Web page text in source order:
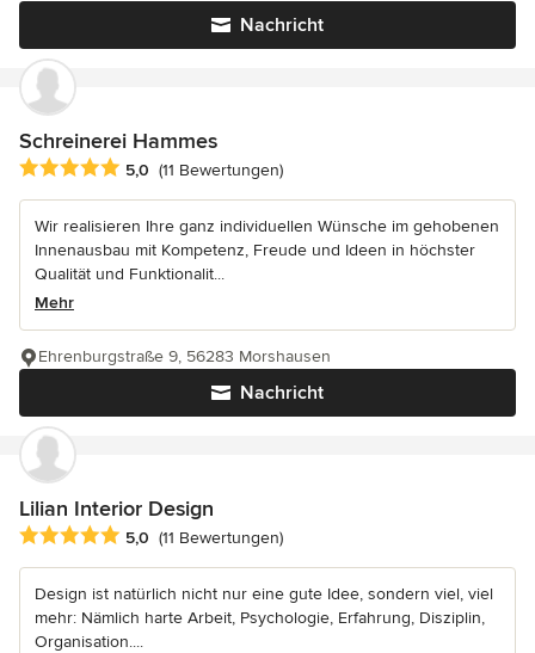
Nachricht
Schreinerei Hammes
Durchschnittliche Bewertung: 5 von 5 Sternen
5,0 (11 Bewertungen)
Wir realisieren Ihre ganz individuellen Wünsche im gehobenen
Innenausbau mit Kompetenz, Freude und Ideen in höchster
Qualität und Funktionalit...
Mehr
Nachricht
Ehrenburgstraße 9, 56283 Morshausen
Lilian Interior Design
Durchschnittliche Bewertung: 5 von 5 Sternen
5,0 (11 Bewertungen)
Design ist natürlich nicht nur eine gute Idee, sondern viel, viel
mehr: Nämlich harte Arbeit, Psychologie, Erfahrung, Disziplin,
Organisation....